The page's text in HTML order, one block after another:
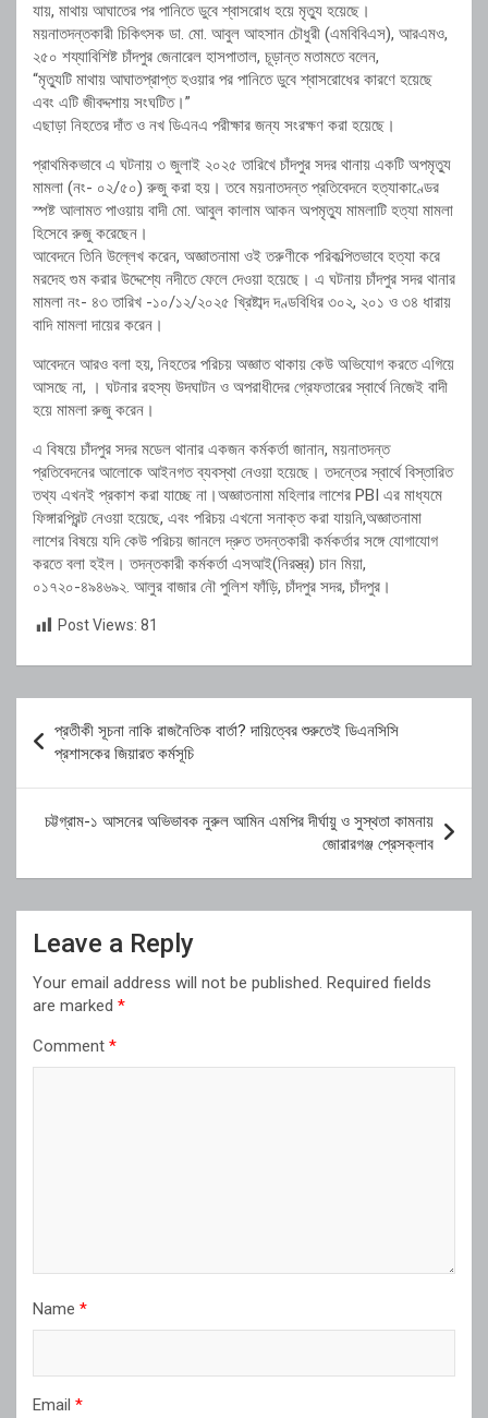
যায়, মাথায় আঘাতের পর পানিতে ডুবে শ্বাসরোধ হয়ে মৃত্যু হয়েছে।
ময়নাতদন্তকারী চিকিৎসক ডা. মো. আবুল আহসান চৌধুরী (এমবিবিএস), আরএমও,
২৫০ শয্যাবিশিষ্ট চাঁদপুর জেনারেল হাসপাতাল, চূড়ান্ত মতামতে বলেন,
“মৃত্যুটি মাথায় আঘাতপ্রাপ্ত হওয়ার পর পানিতে ডুবে শ্বাসরোধের কারণে হয়েছে
এবং এটি জীবদ্দশায় সংঘটিত।”
এছাড়া নিহতের দাঁত ও নখ ডিএনএ পরীক্ষার জন্য সংরক্ষণ করা হয়েছে।
প্রাথমিকভাবে এ ঘটনায় ৩ জুলাই ২০২৫ তারিখে চাঁদপুর সদর থানায় একটি অপমৃত্যু
মামলা (নং- ০২/৫০) রুজু করা হয়। তবে ময়নাতদন্ত প্রতিবেদনে হত্যাকাণ্ডের
স্পষ্ট আলামত পাওয়ায় বাদী মো. আবুল কালাম আকন অপমৃত্যু মামলাটি হত্যা মামলা
হিসেবে রুজু করেছেন।
আবেদনে তিনি উল্লেখ করেন, অজ্ঞাতনামা ওই তরুণীকে পরিকল্পিতভাবে হত্যা করে
মরদেহ গুম করার উদ্দেশ্যে নদীতে ফেলে দেওয়া হয়েছে। এ ঘটনায় চাঁদপুর সদর থানার
মামলা নং- ৪৩ তারিখ -১০/১২/২০২৫ খ্রিষ্টাব্দ দণ্ডবিধির ৩০২, ২০১ ও ৩৪ ধারায়
বাদি মামলা দায়ের করেন।
আবেদনে আরও বলা হয়, নিহতের পরিচয় অজ্ঞাত থাকায় কেউ অভিযোগ করতে এগিয়ে
আসছে না, । ঘটনার রহস্য উদঘাটন ও অপরাধীদের গ্রেফতারের স্বার্থে নিজেই বাদী
হয়ে মামলা রুজু করেন।
এ বিষয়ে চাঁদপুর সদর মডেল থানার একজন কর্মকর্তা জানান, ময়নাতদন্ত
প্রতিবেদনের আলোকে আইনগত ব্যবস্থা নেওয়া হয়েছে। তদন্তের স্বার্থে বিস্তারিত
তথ্য এখনই প্রকাশ করা যাচ্ছে না।অজ্ঞাতনামা মহিলার লাশের PBI এর মাধ্যমে
ফিঙ্গারপ্রিন্ট নেওয়া হয়েছে, এবং পরিচয় এখনো সনাক্ত করা যায়নি,অজ্ঞাতনামা
লাশের বিষয়ে যদি কেউ পরিচয় জানলে দ্রুত তদন্তকারী কর্মকর্তার সঙ্গে যোগাযোগ
করতে বলা হইল। তদন্তকারী কর্মকর্তা এসআই(নিরস্ত্র) চান মিয়া,
০১৭২০-৪৯৪৬৯২. আলুর বাজার নৌ পুলিশ ফাঁড়ি, চাঁদপুর সদর, চাঁদপুর।
Post Views: 81
navigation
প্রতীকী সূচনা নাকি রাজনৈতিক বার্তা? দায়িত্বের শুরুতেই ডিএনসিসি
প্রশাসকের জিয়ারত কর্মসূচি
চট্টগ্রাম-১ আসনের অভিভাবক নুরুল আমিন এমপির দীর্ঘায়ু ও সুস্থতা কামনায়
জোরারগঞ্জ প্রেসক্লাব
Leave a Reply
Your email address will not be published. Required fields
are marked *
Comment *
Name *
Email *